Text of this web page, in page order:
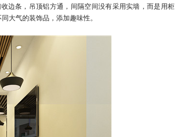
边条，吊顶铝方通， 间隔空间没有采用实墙，而是用柜
大气的装饰品，添加趣味性。